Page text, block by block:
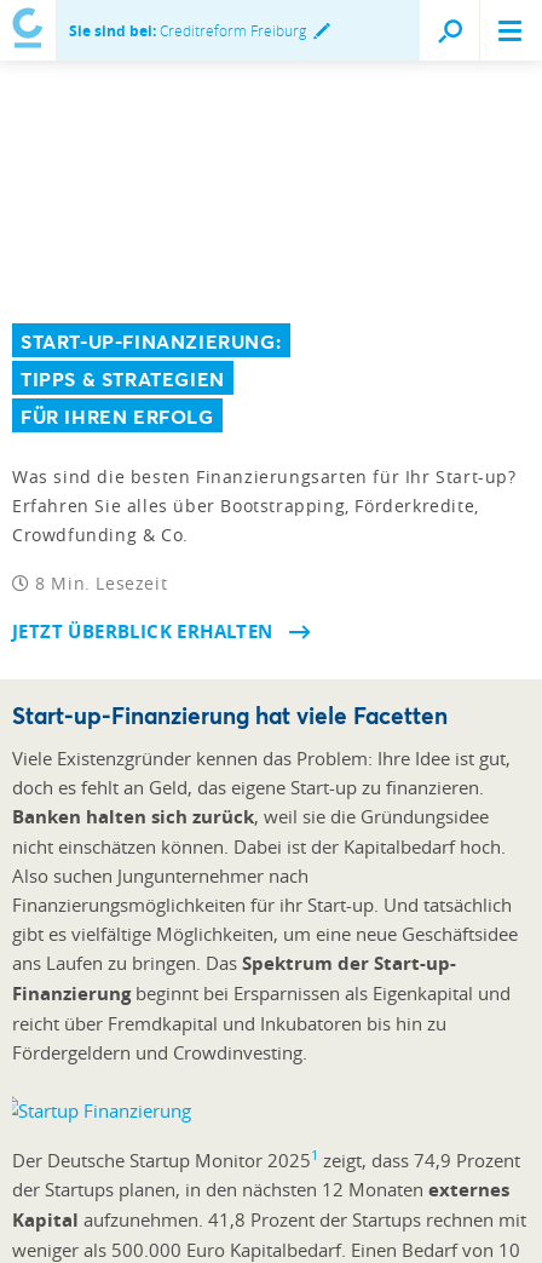
Sie sind bei:Creditreform Freiburg
START-UP-FINANZIERUNG:
TIPPS & STRATEGIEN
FÜR IHREN ERFOLG
Was sind die besten Finanzierungsarten für Ihr Start-up?
Erfahren Sie alles über Bootstrapping, Förderkredite,
Crowdfunding & Co.
8 Min. Lesezeit
JETZT ÜBERBLICK ERHALTEN
Start-up-Finanzierung hat viele Facetten
Viele Existenzgründer kennen das Problem: Ihre Idee ist gut,
doch es fehlt an Geld, das eigene Start-up zu finanzieren.
Banken halten sich zurück, weil sie die Gründungsidee
nicht einschätzen können. Dabei ist der Kapitalbedarf hoch.
Also suchen Jungunternehmer nach
Finanzierungsmöglichkeiten für ihr Start-up. Und tatsächlich
gibt es vielfältige Möglichkeiten, um eine neue Geschäftsidee
ans Laufen zu bringen. Das Spektrum der Start-up-
Finanzierungbeginnt bei Ersparnissen als Eigenkapital und
reicht über Fremdkapital und Inkubatoren bis hin zu
Fördergeldern und Crowdinvesting.
Der Deutsche Startup Monitor 20251 zeigt, dass 74,9 Prozent
der Startups planen, in den nächsten 12 Monaten externes
Kapital aufzunehmen. 41,8 Prozent der Startups rechnen mit
weniger als 500.000 Euro Kapitalbedarf. Einen Bedarf von 10